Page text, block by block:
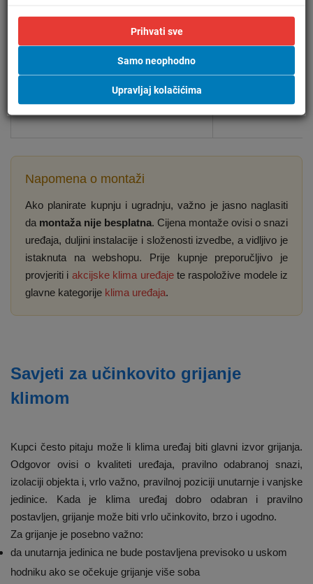
Minimalna duljina instalacije kod
Približno 3 m
Slobodan prostor ispred vanjske jedinice
Razmak iznad vanjske jedinice Najmanje 30 cm
Napomena o montaži
Ako planirate kupnju i ugradnju, važno je jasno naglasiti
da montaža nije besplatna. Cijena montaže ovisi o snazi
uređaja, duljini instalacije i složenosti izvedbe, a vidljivo je
istaknuta na webshopu. Prije kupnje preporučljivo je
provjeriti i akcijske klima uređajete raspoložive modele iz
glavne kategorije klima uređaja.
Savjeti za učinkovito grijanje
klimom
Kupci često pitaju može li klima uređaj biti glavni izvor grijanja.
Odgovor ovisi o kvaliteti uređaja, pravilno odabranoj snazi,
izolaciji objekta i, vrlo važno, pravilnoj poziciji unutarnje i vanjske
jedinice. Kada je klima uređaj dobro odabran i pravilno
postavljen, grijanje može biti vrlo učinkovito, brzo i ugodno.
Za grijanje je posebno važno:
da unutarnja jedinica ne bude postavljena previsoko u uskom
hodniku ako se očekuje grijanje više soba
Prihvati sve
Samo neophodno
Upravljaj kolačićima